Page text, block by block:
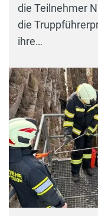
die Teilnehmer
die
ihre…